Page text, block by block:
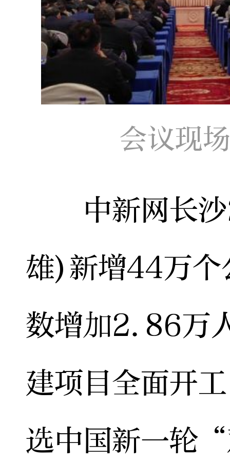
会议现
中新网长沙
雄)新增44万个
数增加2.86万
建项目全面开
选中国新一轮